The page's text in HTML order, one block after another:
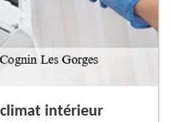
intérieur